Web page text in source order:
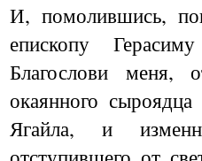
И, помолившись,
епископу
Благослови меня,
окаянного
Ягайла, и